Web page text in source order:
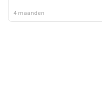
4 maanden